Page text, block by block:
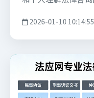
2026-01-10 10:14:55